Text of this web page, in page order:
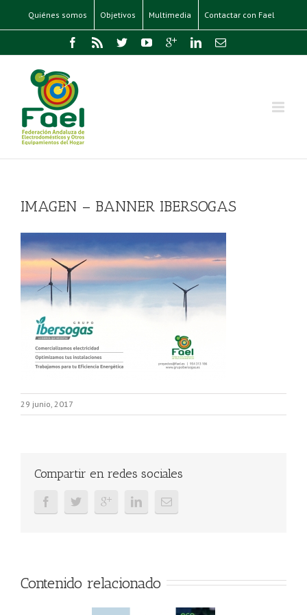
Quiénes somos Objetivos Multimedia Contactar con Fael
IMAGEN – BANNER IBERSOGAS
29 junio, 2017
Compartir en redes sociales
Contenido relacionado